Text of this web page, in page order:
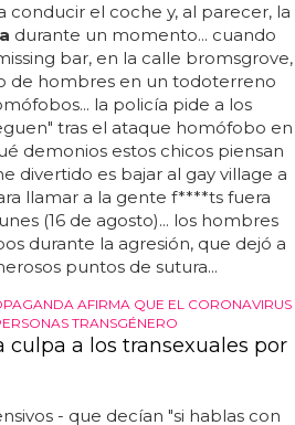
el coche y, al parecer, la
durante un momento... cuando
bar, en la calle bromsgrove,
de hombres en un todoterreno
la policía pide a los
tras el ataque homófobo en
demonios estos chicos piensan
divertido es bajar al gay village a
llamar a la gente f****ts fuera
(16 de agosto)... los hombres
durante la agresión, que dejó a
puntos de sutura...
AFIRMA QUE EL CORONAVIRUS
TRANSGÉNERO
culpa a los transexuales por
- que decían "si hablas con